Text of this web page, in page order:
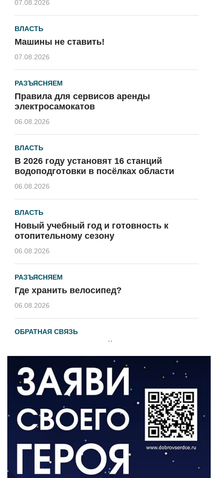
07.08.2026
ВЛАСТЬ
Машины не ставить!
07.08.2026
РАЗЪЯСНЯЕМ
Правила для сервисов аренды
электросамокатов
06.08.2026
ВЛАСТЬ
В 2026 году установят 16 станций
водоподготовки в посёлках области
06.08.2026
ВЛАСТЬ
Новый учебный год и готовность к
отопительному сезону
06.08.2026
РАЗЪЯСНЯЕМ
Где хранить велосипед?
06.08.2026
ОБРАТНАЯ СВЯЗЬ
Администрация онлайн
ВЛАСТЬ
День памяти и «Симфония народов»
06.08.2026
Новый настил на экотропе
05.08.2026